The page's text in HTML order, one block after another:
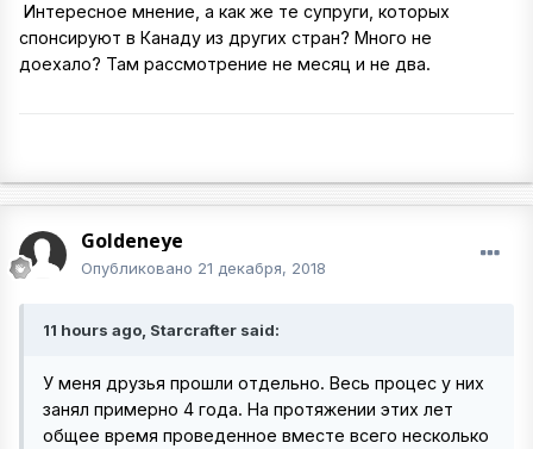
Интересное мнение, а как же те супруги, которых
спонсируют в Канаду из других стран? Много не
доехало? Там рассмотрение не месяц и не два.
Goldeneye
Опубликовано 21 декабря, 2018
11 hours ago, Starcrafter said:
У меня друзья прошли отдельно. Весь процес у них
занял примерно 4 года. На протяжении этих лет
общее время проведенное вместе всего несколько